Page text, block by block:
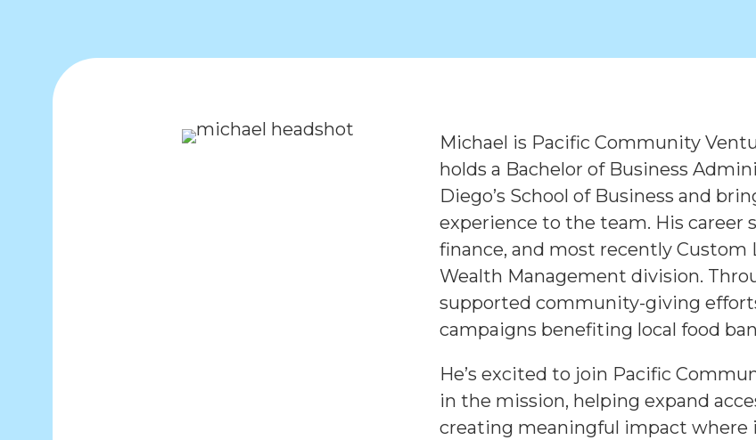
Michael is Pacific Community
holds a Bachelor of Business
Diego’s School of Business and
experience to the team. His career
finance, and most recently Custom
Wealth Management division.
supported community-giving
campaigns benefiting local food
He’s excited to join Pacific
in the mission, helping expand
creating meaningful impact where